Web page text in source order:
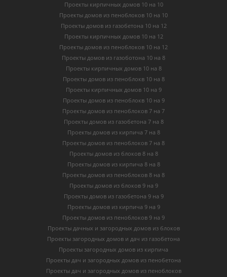
Проекты кирпичных домов 10 на 10
Проекты домов из пеноблоков 10 на 10
Проекты домов из газобетона 10 на 12
Проекты кирпичных домов 10 на 12
Проекты домов из пеноблоков 10 на 12
Проекты домов из газоботона 10 на 8
Проекты кирпичных домов 10 на 8
Проекты домов из пеноблокв 10 на 8
Проекты кирпичных домов 10 на 9
Проекты домов из пеноблокв 10 на 9
Проекты домов из пеноблоков 7 на 7
Проекты домов из газобетона 7 на 8
Проекты домов из кирпича 7 на 8
Проекты домов из пеноблоков 7 на 8
Проекты домов из блоков 8 на 8
Проекты домов из кирпича 8 на 8
Проекты домов из пеноблоков 8 на 8
Проекты домов из блоков 9 на 9
Проекты домов из газобетона 9 на 9
Проекты домов из кирпича 9 на 9
Проекты домов из пеноблоков 9 на 9
Проекты дачных и загородных домов из блоков
Проекты загородных домов и дач из газобетона
Проекты загородных домов из кирпича
Проекты дач и загородных домов из пенобетона
Проекты дач и загородных домов из пеноблоков